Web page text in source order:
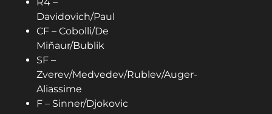
Davidovich/Paul
CF – Cobolli/De
Miñaur/Bublik
SF –
Zverev/Medvedev/Rublev/Auger-
Aliassime
F – Sinner/Djokovic